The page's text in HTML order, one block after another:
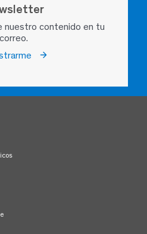
nuestro contenido en tu
correo.